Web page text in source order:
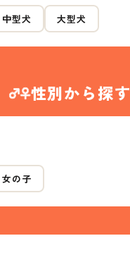
中型犬 大型犬
性別から探す
女の子